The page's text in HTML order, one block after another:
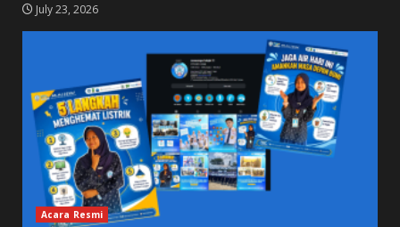
July 23, 2026
Acara Resmi